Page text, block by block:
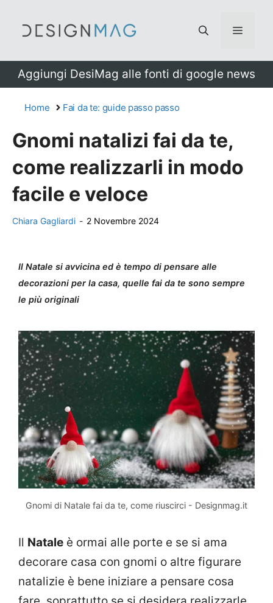
Menu
Aggiungi DesiMag alle fonti di google news
Home Fai da te: guide passo passo
Gnomi natalizi fai da te,
come realizzarli in modo
facile e veloce
Chiara Gagliardi - 2 Novembre 2024
Il Natale si avvicina ed è tempo di pensare alle
decorazioni per la casa, quelle fai da te sono sempre
le più originali
Gnomi di Natale fai da te, come riuscirci - Designmag.it
Il Natale è ormai alle porte e se si ama
decorare casa con gnomi o altre figurare
natalizie è bene iniziare a pensare cosa